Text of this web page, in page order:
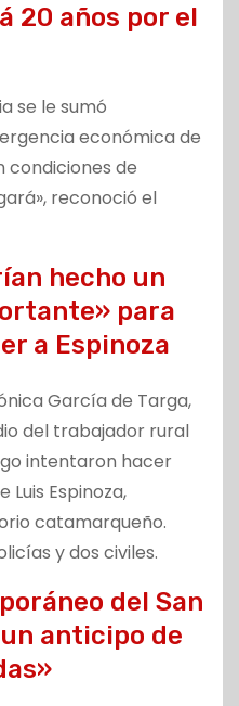
20 años por el
se le sumó
económica de
condiciones de
reconoció el
hecho un
para
a Espinoza
García de Targa,
del trabajador rural
intentaron hacer
Espinoza,
catamarqueño.
y dos civiles.
del San
anticipo de